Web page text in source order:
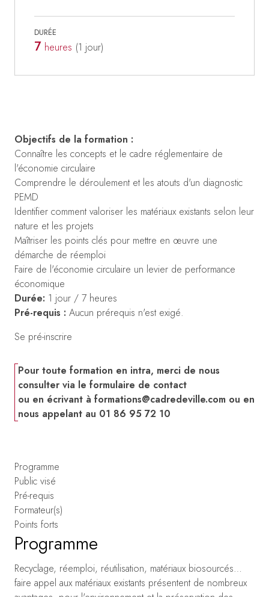
DURÉE
7 heures (1 jour)
Objectifs de la formation :
Connaître les concepts et le cadre réglementaire de
l'économie circulaire
Comprendre le déroulement et les atouts d'un diagnostic
PEMD
Identifier comment valoriser les matériaux existants selon leur
nature et les projets
Maîtriser les points clés pour mettre en œuvre une
démarche de réemploi
Faire de l'économie circulaire un levier de performance
économique
Durée: 1 jour / 7 heures
Pré-requis : Aucun prérequis n'est exigé.
Se pré-inscrire
Pour toute formation en intra, merci de nous
consulter via le formulaire de contact
ou en écrivant à formations@cadredeville.com ou en
nous appelant au 01 86 95 72 10
Programme
Public visé
Pré-requis
Formateur(s)
Points forts
Programme
Recyclage, réemploi, réutilisation, matériaux biosourcés…
faire appel aux matériaux existants présentent de nombreux